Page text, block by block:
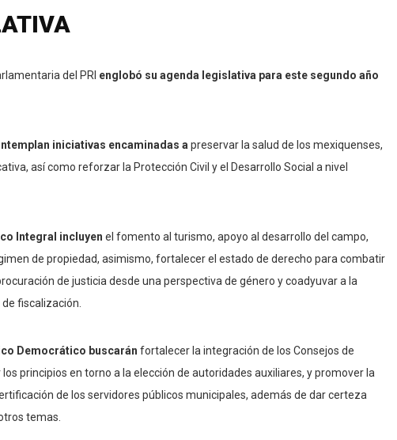
del PRI englobó su agenda legislativa para este segundo año
iniciativas encaminadas a preservar la salud de los mexiquenses,
así como reforzar la Protección Civil y el Desarrollo Social a nivel
Integral incluyen el fomento al turismo, apoyo al desarrollo del campo,
de propiedad, asimismo, fortalecer el estado de derecho para combatir
de justicia desde una perspectiva de género y coadyuvar a la
fiscalización.
Democrático buscarán fortalecer la integración de los Consejos de
principios en torno a la elección de autoridades auxiliares, y promover la
de los servidores públicos municipales, además de dar certeza
temas.